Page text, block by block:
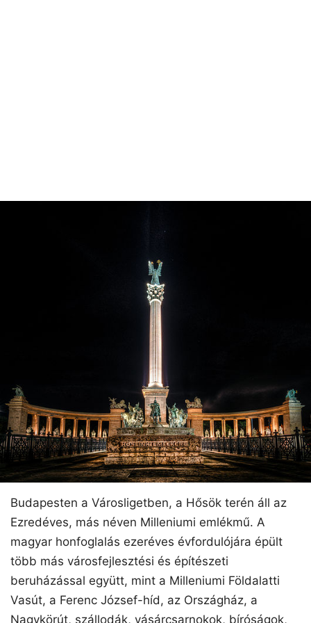
Budapesten a Városligetben, a Hősök terén áll az
Ezredéves, más néven Milleniumi emlékmű. A
magyar honfoglalás ezeréves évfordulójára épült
több más városfejlesztési és építészeti
beruházással együtt, mint a Milleniumi Földalatti
Vasút, a Ferenc József-híd, az Országház, a
Nagykörút, szállodák, vásárcsarnokok, bíróságok,